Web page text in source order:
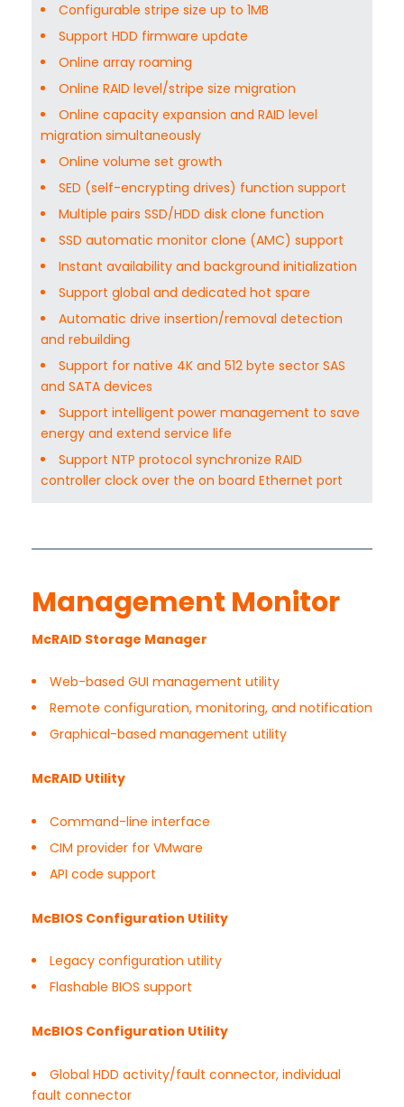
Configurable stripe size up to 1MB
Support HDD firmware update
Online array roaming
Online RAID level/stripe size migration
Online capacity expansion and RAID level
migration simultaneously
Online volume set growth
SED (self-encrypting drives) function support
Multiple pairs SSD/HDD disk clone function
SSD automatic monitor clone (AMC) support
Instant availability and background initialization
Support global and dedicated hot spare
Automatic drive insertion/removal detection
and rebuilding
Support for native 4K and 512 byte sector SAS
and SATA devices
Support intelligent power management to save
energy and extend service life
Support NTP protocol synchronize RAID
controller clock over the on board Ethernet port
Management Monitor
McRAID Storage Manager
Web-based GUI management utility
Remote configuration, monitoring, and notification
Graphical-based management utility
McRAID Utility
Command-line interface
CIM provider for VMware
API code support
McBIOS Configuration Utility
Legacy configuration utility
Flashable BIOS support
McBIOS Configuration Utility
Global HDD activity/fault connector, individual
fault connector